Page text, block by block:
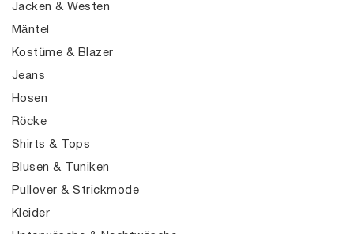
Jacken & Westen
Mäntel
Kostüme & Blazer
Jeans
Hosen
Röcke
Shirts & Tops
Blusen & Tuniken
Pullover & Strickmode
Kleider